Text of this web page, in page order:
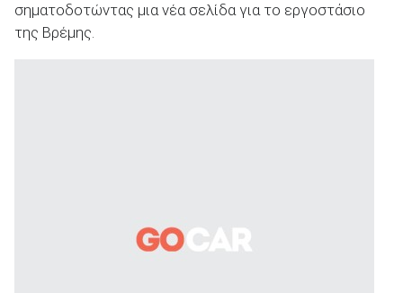
σηματοδοτώντας μια νέα σελίδα για το εργοστάσιο
της Βρέμης.